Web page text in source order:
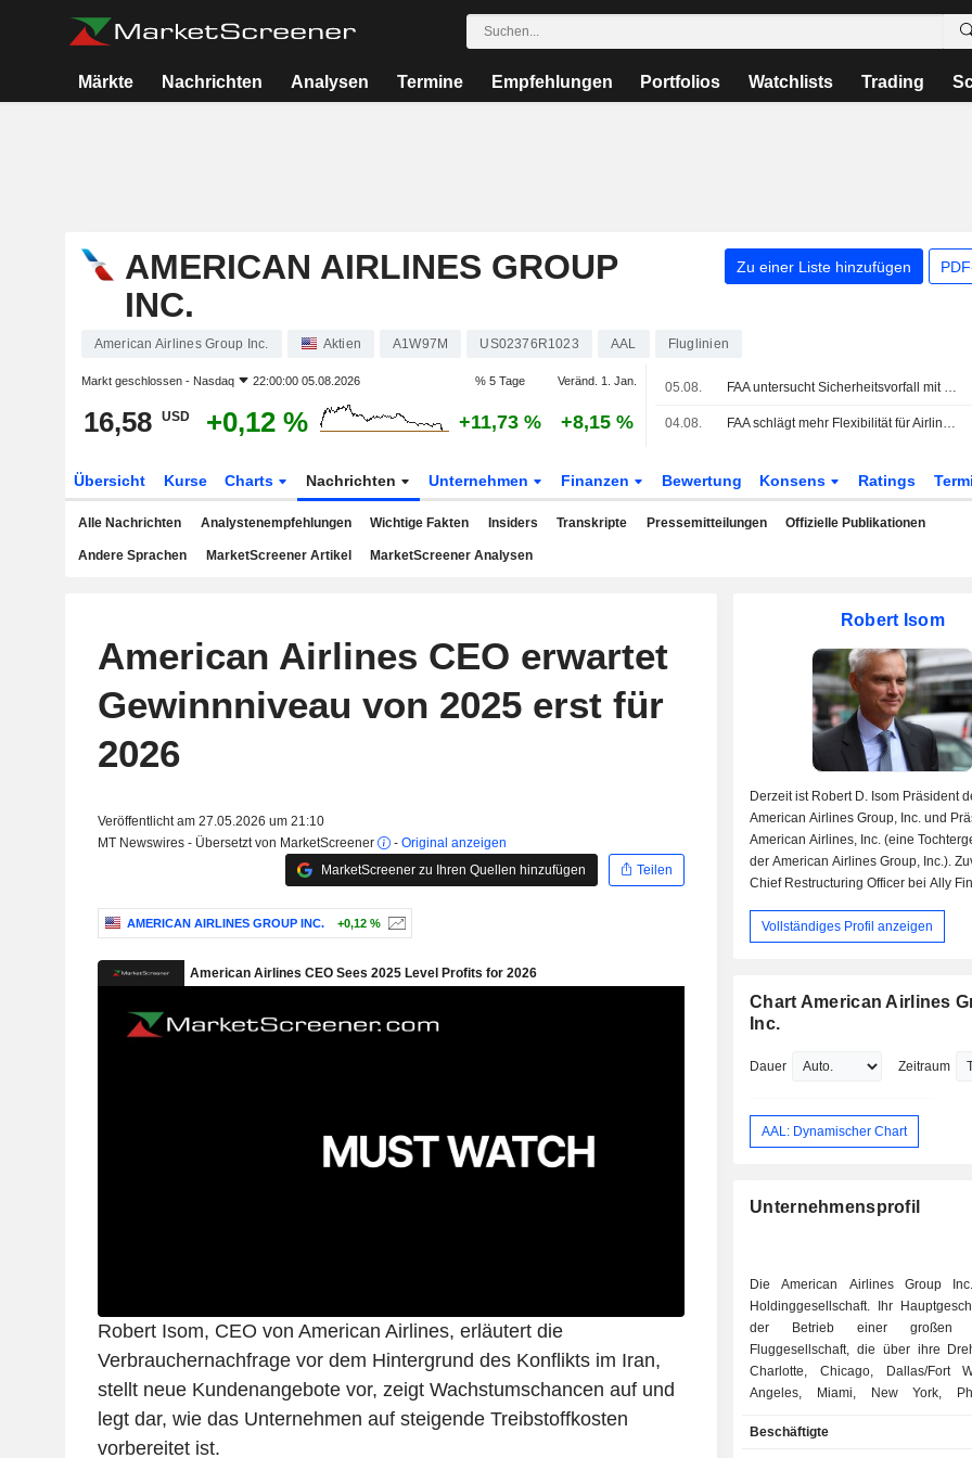
Märkte Nachrichten Analysen Termine Empfehlungen Portfolios Watchlists Trading
AMERICAN AIRLINES GROUP
INC.
Zu einer Liste hinzufügen
American Airlines Group Inc. Aktien A1W97M US02376R1023 AAL Fluglinien
Markt geschlossen - Nasdaq 22:00:00 05.08.2026 % 5 Tage Veränd. 1. Jan.
16,58 USD +0,12 % +11,73 % +8,15 %
05.08. FAA untersucht Sicherheitsvorfall mit Trumps Hubschrauber in Washington
04.08. FAA schlägt mehr Flexibilität für Airlines bei medizinischen Notfallsets an Bord vor
Übersicht Kurse Charts Nachrichten Unternehmen Finanzen Bewertung Konsens Ratings
Alle Nachrichten Analystenempfehlungen Wichtige Fakten Insiders Transkripte Pressemitteilungen Offizielle Publikationen
Andere Sprachen MarketScreener Artikel MarketScreener Analysen
American Airlines CEO erwartet
Gewinnniveau von 2025 erst für
2026
Veröffentlicht am 27.05.2026 um 21:10
MT Newswires - Übersetzt von MarketScreener
- Original anzeigen
MarketScreener zu Ihren Quellen hinzufügen
Teilen
AMERICAN AIRLINES GROUP INC. +0,12 %
Robert Isom, CEO von American Airlines, erläutert die
Verbrauchernachfrage vor dem Hintergrund des Konflikts im Iran,
stellt neue Kundenangebote vor, zeigt Wachstumschancen auf und
legt dar, wie das Unternehmen auf steigende Treibstoffkosten
vorbereitet ist.
Robert Isom
Derzeit ist Robert D. Isom Präsident
American Airlines Group, Inc. und
American Airlines, Inc. (eine
der American Airlines Group, Inc.).
Chief Restructuring Officer bei Ally
Capital LLC (einer
von US Airways, Inc., Chief Operating
Executive Vice President von
Bachelor-Abschluss an der University
Vollständiges Profil anzeigen
Chart American Airlines
Inc.
Dauer Zeitraum
AAL: Dynamischer Chart
Unternehmensprofil
Die American Airlines Group
Holdinggesellschaft. Ihr
der Betrieb einer großen
Fluggesellschaft, die über ihre
Charlotte, Chicago, Dallas/Fort
Angeles, Miami, New York,
Partnerflughäfen, darunter unter
Beschäftigte